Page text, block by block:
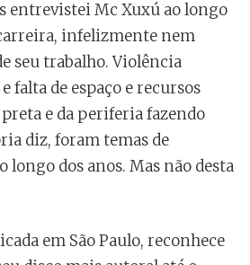
entrevistei Mc Xuxú ao longo
carreira, infelizmente nem
seu trabalho. Violência
falta de espaço e recursos
e da periferia fazendo
diz, foram temas de
longo dos anos. Mas não desta
em São Paulo, reconhece